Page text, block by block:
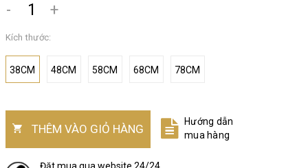
- +
Kích thước:
38CM 48CM 58CM 68CM 78CM
THÊM VÀO GIỎ HÀNG
Hướng dẫn
mua hàng